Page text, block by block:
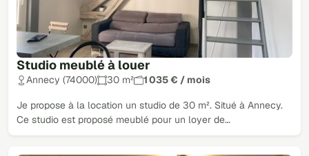
Studio meublé à louer
Annecy (74000) 30 m² 1 035 € / mois
Je propose à la location un studio de 30 m². Situé à Annecy.
Ce studio est proposé meublé pour un loyer de…